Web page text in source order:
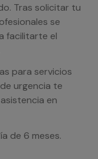
Tras solicitar tu
se
facilitarte el
para servicios
urgencia te
en
de 6 meses.